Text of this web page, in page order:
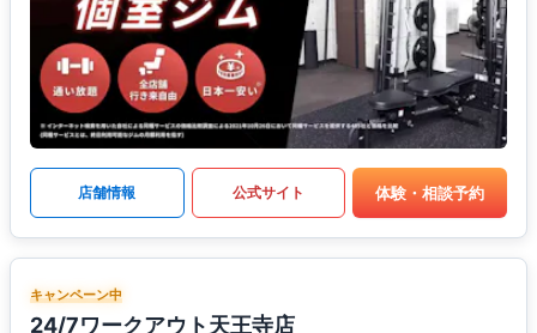
店舗情報 公式サイト 体験・相談予約
キャンペーン中
24/7ワークアウト天王寺店